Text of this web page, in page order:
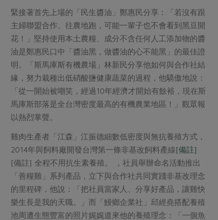
緊接著首先上場的「民生醬油」鄭惠民分享：「若沒有跟
主婦聯盟合作、往農地跑，可能一輩子也不會看到黑豆開
花！」堅持使用本土農糧、成分不含任何人工添加物的醬
油是鄭惠民口中「醬油黑，做醬油的心不能黑」的最佳證
明。「斯馬庫斯有機農場」林新民分享他如何與合作社結
緣，努力栽種出低硝酸鹽健康蔬菜的過程，他驕傲地說：
「從一開始被嘲笑，經過10年經濟才開始有餘裕，現在斯
馬庫斯部落是全台灣密度最高的有機農業地區！」觀眾報
以熱烈掌聲。
雞肉生產者「江森」江振德細數低密度與無抗養殖方式，
2014年與飼料廠開發台灣第一條非基改飼料產線 [備註]
[備註] 全程不用抗生素養殖。
，社員舉辦命名活動推出
「善糧雞」系列產品，立下與合作社共同實踐非基改理念
的里程碑，他說：「把社員當家人、分享好產品，讓雞快
樂生長是我的天職。」而「鰻鄉企業社」邱經堯搭配養殖
池周遭生態豐富的照片娓娓道來他的養殖理念：「一個魚